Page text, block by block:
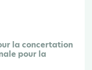
la concertation
pour la